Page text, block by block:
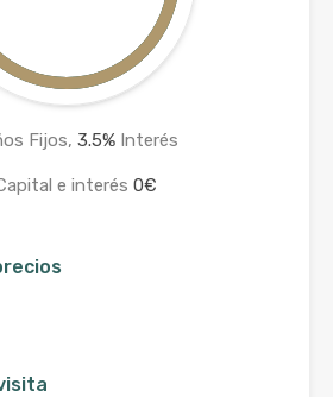
Fijos, 3.5% Interés
e interés 0€